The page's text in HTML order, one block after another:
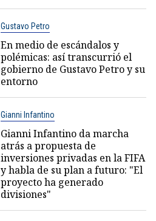
Gustavo Petro
En medio de escándalos y
polémicas: así transcurrió el
gobierno de Gustavo Petro y su
entorno
Gianni Infantino
Gianni Infantino da marcha
atrás a propuesta de
inversiones privadas en la FIFA
y habla de su plan a futuro: "El
proyecto ha generado
divisiones"